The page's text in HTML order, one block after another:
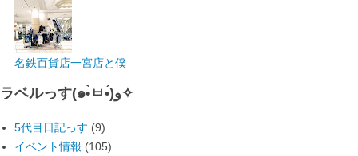
名鉄百貨店一宮店と僕
ラベルっす(๑•̀ㅂ•́)و✧
5代目日記っす (9)
イベント情報 (105)